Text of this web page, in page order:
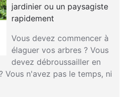
jardinier ou un paysagiste
rapidement
Vous devez commencer à
élaguer vos arbres ? Vous
devez débroussailler en
Vous n'avez pas le temps, ni